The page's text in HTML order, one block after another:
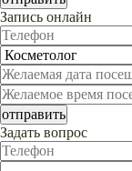
Запись онлайн
Задать вопрос